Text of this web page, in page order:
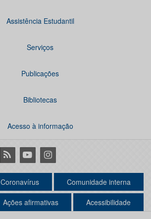
Assistência Estudantil
Serviços
Publicações
Bibliotecas
Acesso à informação
RSS YoutubeInstagram
Coronavírus Comunidade interna
Ações afirmativas Acessibilidade